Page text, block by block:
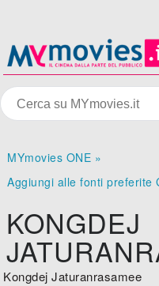
MYmovies ONE »
Aggiungi alle fonti preferite
KONGDEJ
Kongdej Jaturanrasamee